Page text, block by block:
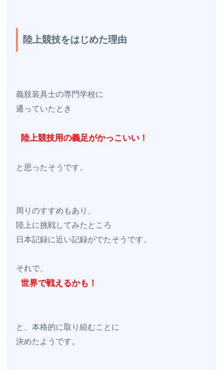
陸上競技をはじめた理由
義肢装具士の専門学校に
通っていたとき
陸上競技用の義足がかっこいい！
と思ったそうです。
周りのすすめもあり、
陸上に挑戦してみたところ
日本記録に近い記録がでたそうです。
世界で戦えるかも！
と、本格的に取り組むことに
決めたようです。